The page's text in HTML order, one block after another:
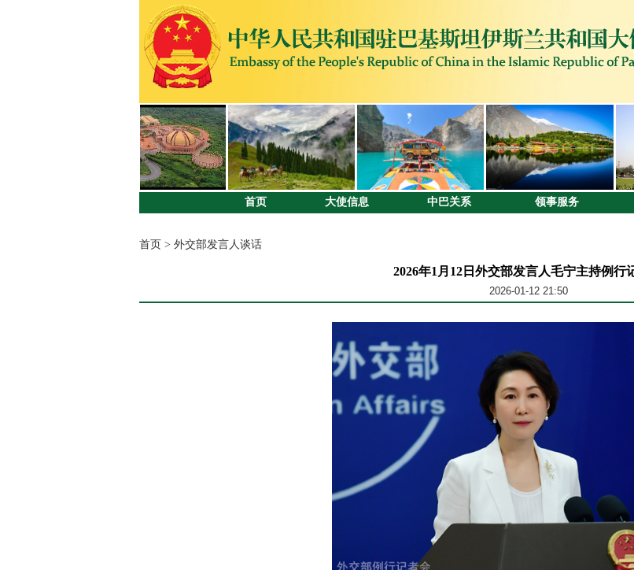
首页 大使信息 中巴关系 领事服务
首页 > 外交部发言人谈话
2026年1月12日外交部发言人毛宁主持例行
2026-01-12 21:50